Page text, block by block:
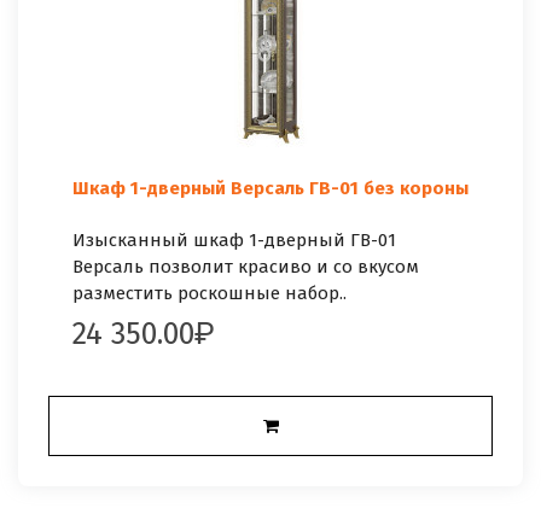
Шкаф 1-дверный Версаль ГВ-01 без короны
Изысканный шкаф 1-дверный ГВ-01
Версаль позволит красиво и со вкусом
разместить роскошные набор..
24 350.00